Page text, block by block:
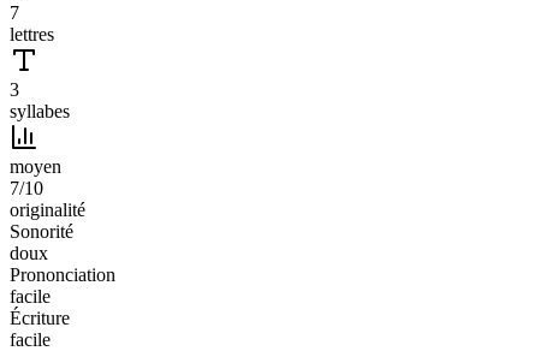
7
lettres
3
syllabes
moyen
7/10
originalité
Sonorité
doux
Prononciation
facile
Écriture
facile